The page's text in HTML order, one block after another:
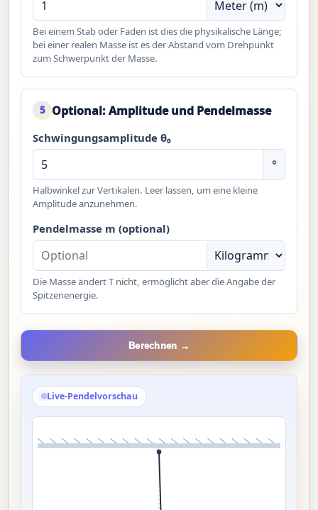
Bei einem Stab oder Faden ist dies die physikalische Länge;
bei einer realen Masse ist es der Abstand vom Drehpunkt
zum Schwerpunkt der Masse.
5 Optional: Amplitude und Pendelmasse
Schwingungsamplitude θ₀
°
Halbwinkel zur Vertikalen. Leer lassen, um eine kleine
Amplitude anzunehmen.
Pendelmasse m (optional)
Die Masse ändert T nicht, ermöglicht aber die Angabe der
Spitzenenergie.
Berechnen →
Live-Pendelvorschau